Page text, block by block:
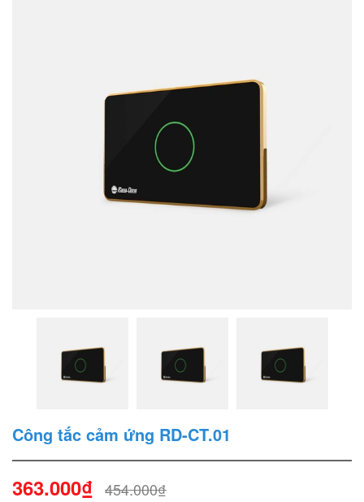
Công tắc cảm ứng RD-CT.01
363.000₫ 454.000₫